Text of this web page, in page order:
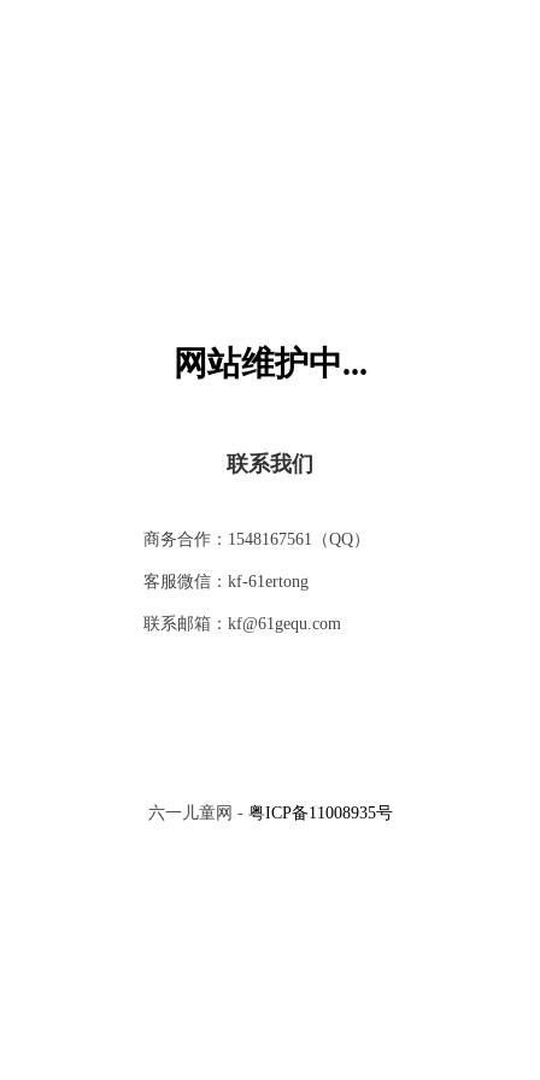
网站维护中...
联系我们
商务合作：1548167561（QQ）
客服微信：kf-61ertong
联系邮箱：kf@61gequ.com
六一儿童网 - 粤ICP备11008935号